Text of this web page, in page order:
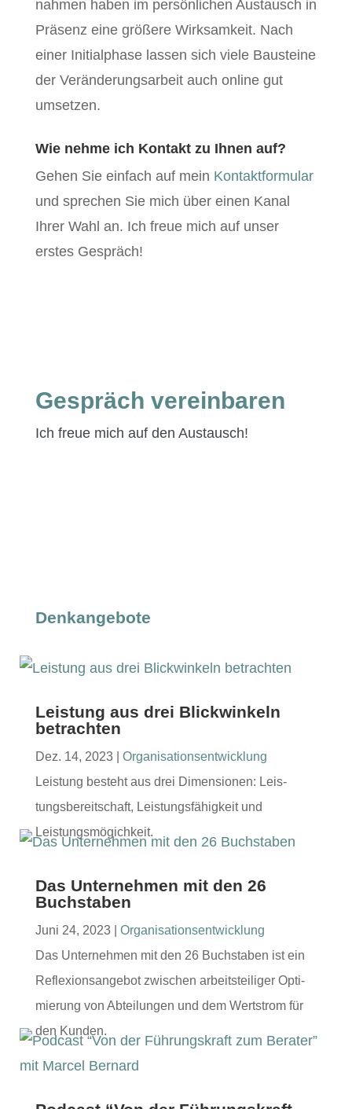
nah­men haben im per­sön­lichen Aus­tausch in
Präsenz eine größere Wirk­samkeit. Nach
ein­er Ini­tial­phase lassen sich viele Bausteine
der Verän­derungsar­beit auch online gut
umsetzen.
Wie nehme ich Kontakt zu Ihnen auf?
Gehen Sie ein­fach auf mein Kon­tak­t­for­mu­lar
und sprechen Sie mich über einen Kanal
Ihrer Wahl an. Ich freue mich auf unser
erstes Gespräch!
Gespräch vereinbaren
Ich freue mich auf den Austausch!
Denkangebote
Leistung aus drei Blickwinkeln
betrachten
Dez. 14, 2023| Organ­i­sa­tion­sen­twick­lung
Leis­tung beste­ht aus drei Dimen­sio­nen: Leis­
tungs­bere­itschaft, Leis­tungs­fähigkeit und
Leistungsmögichkeit.
Das Unternehmen mit den 26
Buchstaben
Juni 24, 2023| Organ­i­sa­tion­sen­twick­lung
Das Unternehmen mit den 26 Buch­staben ist ein
Reflex­ion­sange­bot zwis­chen arbeit­steiliger Opti­
mierung von Abteilun­gen und dem Wert­strom für
den Kunden.